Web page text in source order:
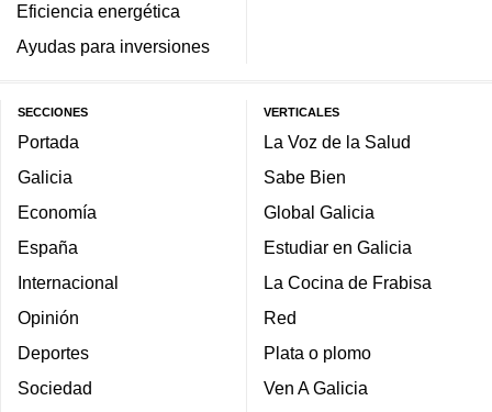
Eficiencia energética
Ayudas para inversiones
SECCIONES
Portada
Galicia
Economía
España
Internacional
Opinión
Deportes
Sociedad
VERTICALES
La Voz de la Salud
Sabe Bien
Global Galicia
Estudiar en Galicia
La Cocina de Frabisa
Red
Plata o plomo
Ven A Galicia